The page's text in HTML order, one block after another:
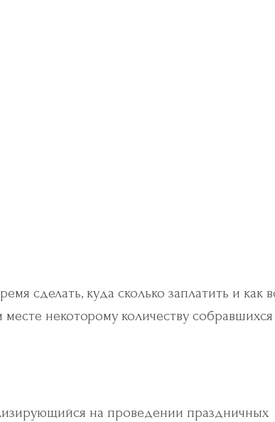
в едином стиле у
заниматься организацией —
самый заурядный банкет, а то и
множество больших и малых дел,
сделать, куда сколько заплатить и как
некоторому количеству собравшихся
на проведении праздничных